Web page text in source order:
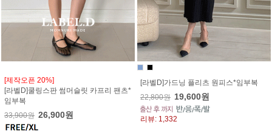
[제작오픈 20%]
[라벨D]쿨링스판 썸머슬릿 카프리 팬츠*
임부복
33,900원 26,900원
[라벨D]가드닝 플리츠 원피스*임부복
22,800원 19,600원
리뷰: 1,332